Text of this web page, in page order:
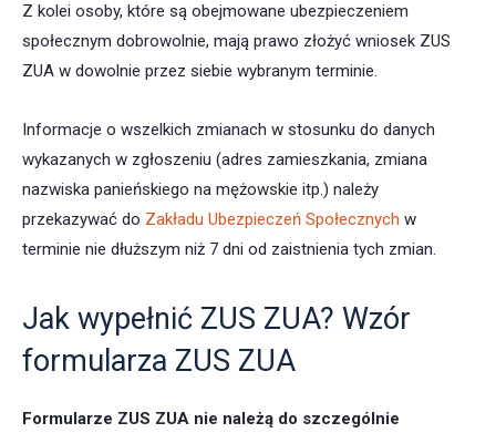
Z kolei osoby, które są obejmowane ubezpieczeniem
społecznym dobrowolnie, mają prawo złożyć wniosek ZUS
ZUA w dowolnie przez siebie wybranym terminie.
Informacje o wszelkich zmianach w stosunku do danych
wykazanych w zgłoszeniu (adres zamieszkania, zmiana
nazwiska panieńskiego na mężowskie itp.) należy
przekazywać do Zakładu Ubezpieczeń Społecznych w
terminie nie dłuższym niż 7 dni od zaistnienia tych zmian.
Jak wypełnić ZUS ZUA? Wzór
formularza ZUS ZUA
Formularze ZUS ZUA nie należą do szczególnie